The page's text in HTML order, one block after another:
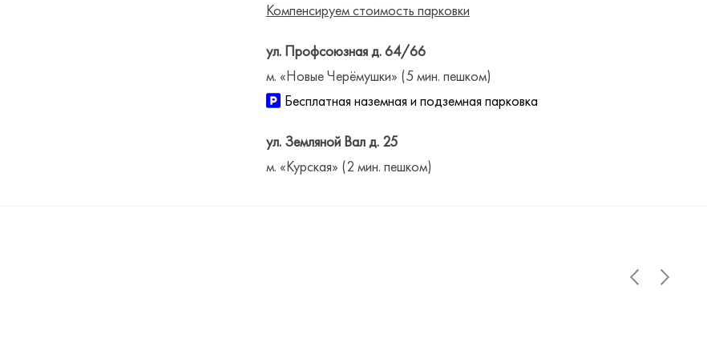
Компенсируем стоимость парковки
ул. Профсоюзная д. 64/66
м. «Новые Черёмушки» (5 мин. пешком)
Бесплатная наземная и подземная парковка
ул. Земляной Вал д. 25
м. «Курская» (2 мин. пешком)